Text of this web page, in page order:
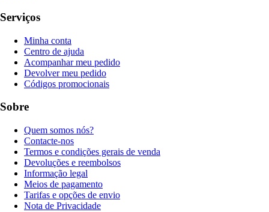
Serviços
Minha conta
Centro de ajuda
Acompanhar meu pedido
Devolver meu pedido
Códigos promocionais
Sobre
Quem somos nós?
Contacte-nos
Termos e condições gerais de venda
Devoluções e reembolsos
Informação legal
Meios de pagamento
Tarifas e opções de envio
Nota de Privacidade